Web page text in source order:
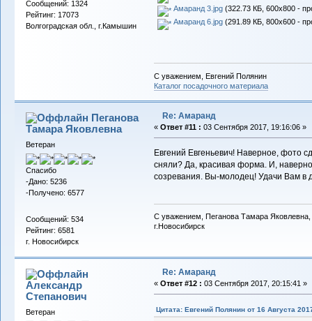
Сообщений: 1324
Рейтинг: 17073
Волгоградская обл., г.Камышин
Амаранд 3.jpg(322.73 КБ, 600x800 -
Амаранд 6.jpg(291.89 КБ, 800x600 -
С уважением, Евгений Полянин
Каталог посадочного материала
Пеганова
Тамара Яковлевна
Ветеран
Спасибо
-Дано: 5236
-Получено: 6577
Сообщений: 534
Рейтинг: 6581
г. Новосибирск
Re: Амаранд
« Ответ #11 : 03 Сентября 2017, 19:16:06 »
Евгений Евгеньевич! Наверное, фото
сняли? Да, красивая форма. И,
созревания. Вы-молодец! Удачи Вам в
С уважением, Пеганова Тамара Яковлевна,
г.Новосибирск
Александр
Cтепанович
Ветеран
Re: Амаранд
« Ответ #12 : 03 Сентября 2017, 20:15:41 »
Цитата: Евгений Полянин от 16 Августа